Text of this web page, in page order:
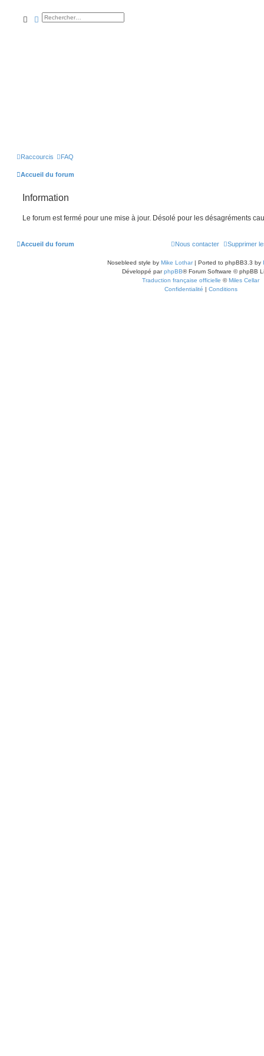
rechercher
rechercheavancée
Raccourcis FAQ
Accueil du forum
Information
Le forum est fermé pour une mise à jour. Désolé pour les désagréments
Accueil du forum Supprimer
Nous contacter
Nosebleed style by Mike Lothar| Ported to phpBB3.3 by
Développé parphpBB® Forum Software © phpBB
Traduction française officielle ©Miles Cellar
Confidentialité | Conditions